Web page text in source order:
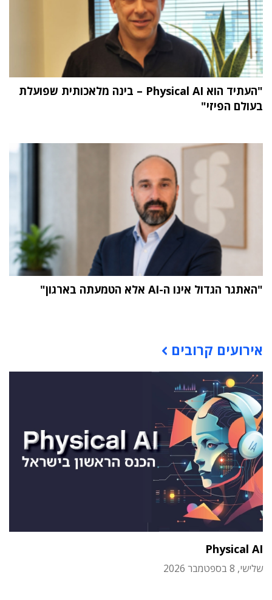
"העתיד הוא Physical AI – בינה מלאכותית שפועלת
בעולם הפיזי"
"האתגר הגדול אינו ה-AI אלא הטמעתה בארגון"
אירועים קרובים
Physical AI
שלישי, 8 בספטמבר 2026